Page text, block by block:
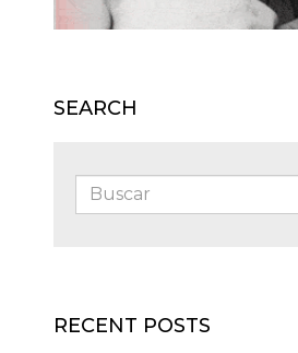
SEARCH
Buscar:
RECENT POSTS